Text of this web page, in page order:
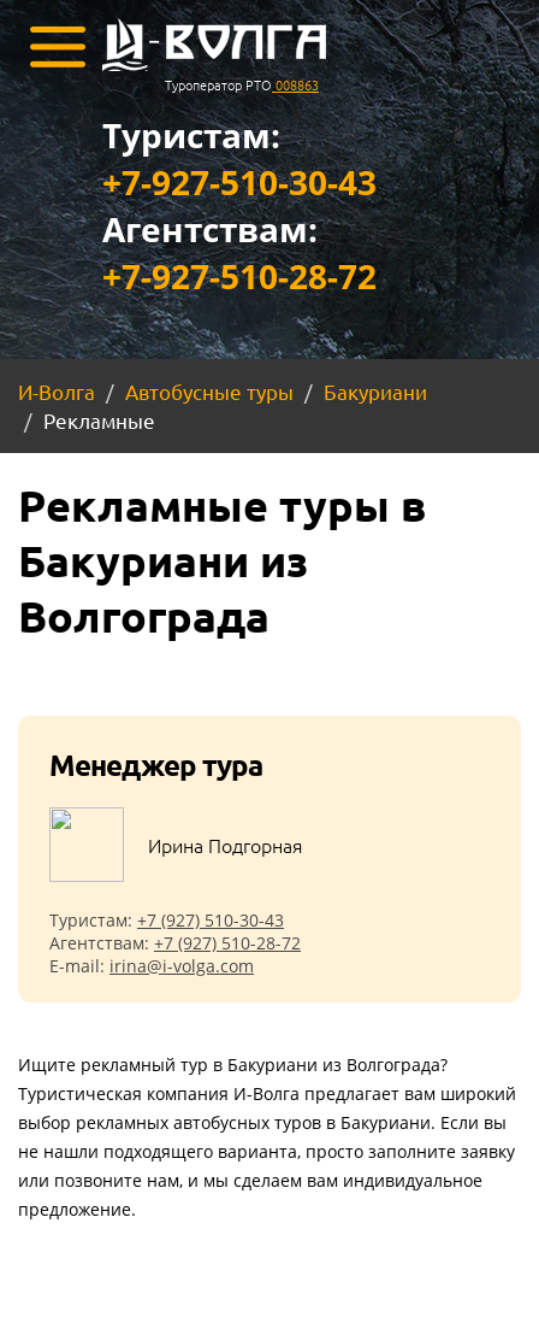
Туроператор РТО 008863
Туристам:
+7-927-510-30-43
Агентствам:
+7-927-510-28-72
И-Волга Автобусные туры
Бакуриани
Рекламные
Рекламные туры в
Бакуриани из
Волгограда
Менеджер тура
Ирина Подгорная
Туристам: +7 (927) 510-30-43
Агентствам: +7 (927) 510-28-72
E-mail: irina@i-volga.com
Ищите рекламный тур в Бакуриани из Волгограда?
Туристическая компания И-Волга предлагает вам широкий
выбор рекламных автобусных туров в Бакуриани. Если вы
не нашли подходящего варианта, просто заполните заявку
или позвоните нам, и мы сделаем вам индивидуальное
предложение.